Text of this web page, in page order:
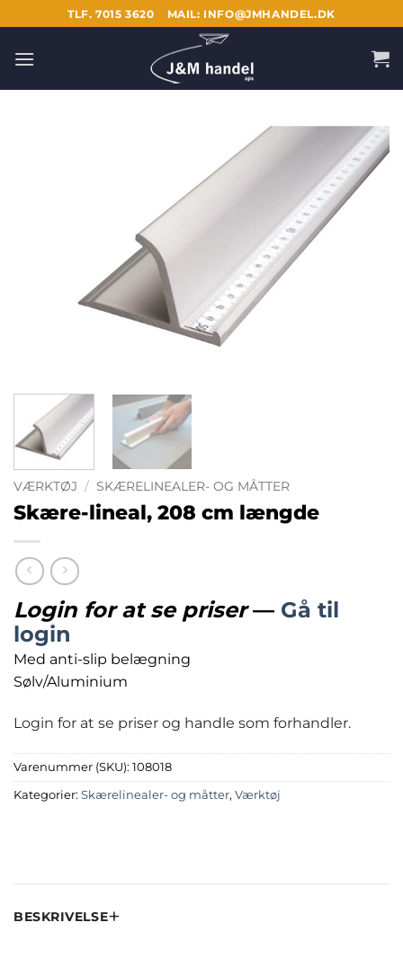
til
indhold
TLF. 7015 3620 MAIL: INFO@JMHANDEL.DK
VÆRKTØJ / SKÆRELINEALER- OG MÅTTER
Skære-lineal, 208 cm længde
Login for at se priser— Gå til
login
Med anti-slip belægning
Sølv/Aluminium
Login for at se priser og handle som forhandler.
Varenummer (SKU): 108018
Kategorier: Skærelinealer- og måtter, Værktøj
BESKRIVELSE